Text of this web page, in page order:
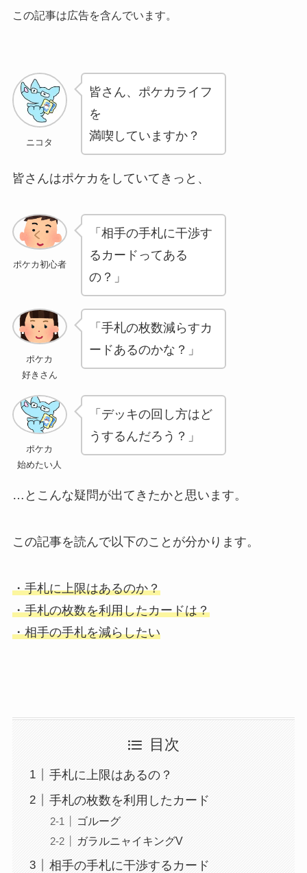
この記事は広告を含んでいます。
ニコタ
皆さん、ポケカライフ
を
満喫していますか？
皆さんはポケカをしていてきっと、
ポケカ初心者
「相手の手札に干渉す
るカードってある
の？」
ポケカ
好きさん
「手札の枚数減らすカ
ードあるのかな？」
ポケカ
始めたい人
「デッキの回し方はど
うするんだろう？」
…とこんな疑問が出てきたかと思います。
この記事を読んで以下のことが分かります。
・手札に上限はあるのか？
・手札の枚数を利用したカードは？
・相手の手札を減らしたい
目次
手札に上限はあるの？
手札の枚数を利用したカード
ゴルーグ
ガラルニャイキングV
相手の手札に干渉するカード